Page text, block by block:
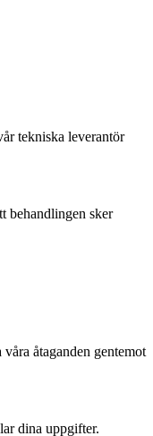
tekniska leverantör
behandlingen sker
åtaganden gentemot
dina uppgifter.